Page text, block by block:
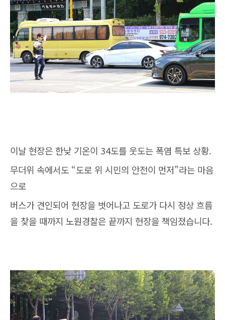
이날 현장은 한낮 기온이 34도를 웃도는 폭염 특보 상황.
무더위 속에서도 “도로 위 시민의 안전이 먼저”라는 마음
으로
버스가 견인되어 현장을 벗어나고 도로가 다시 정상 흐름
을 찾을 때까지 노원경찰은 끝까지 현장을 책임졌습니다.